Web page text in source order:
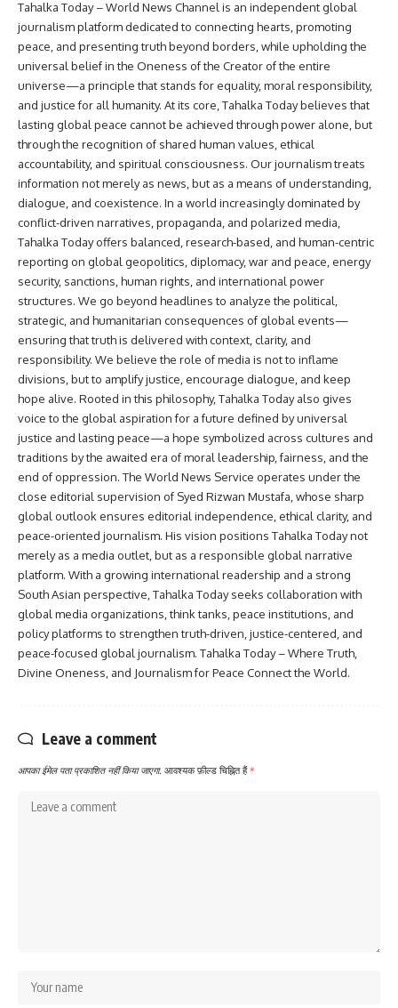
Tahalka Today – World News Channel is an independent global
journalism platform dedicated to connecting hearts, promoting
peace, and presenting truth beyond borders, while upholding the
universal belief in the Oneness of the Creator of the entire
universe—a principle that stands for equality, moral responsibility,
and justice for all humanity. At its core, Tahalka Today believes that
lasting global peace cannot be achieved through power alone, but
through the recognition of shared human values, ethical
accountability, and spiritual consciousness. Our journalism treats
information not merely as news, but as a means of understanding,
dialogue, and coexistence. In a world increasingly dominated by
conflict-driven narratives, propaganda, and polarized media,
Tahalka Today offers balanced, research-based, and human-centric
reporting on global geopolitics, diplomacy, war and peace, energy
security, sanctions, human rights, and international power
structures. We go beyond headlines to analyze the political,
strategic, and humanitarian consequences of global events—
ensuring that truth is delivered with context, clarity, and
responsibility. We believe the role of media is not to inflame
divisions, but to amplify justice, encourage dialogue, and keep
hope alive. Rooted in this philosophy, Tahalka Today also gives
voice to the global aspiration for a future defined by universal
justice and lasting peace—a hope symbolized across cultures and
traditions by the awaited era of moral leadership, fairness, and the
end of oppression. The World News Service operates under the
close editorial supervision of Syed Rizwan Mustafa, whose sharp
global outlook ensures editorial independence, ethical clarity, and
peace-oriented journalism. His vision positions Tahalka Today not
merely as a media outlet, but as a responsible global narrative
platform. With a growing international readership and a strong
South Asian perspective, Tahalka Today seeks collaboration with
global media organizations, think tanks, peace institutions, and
policy platforms to strengthen truth-driven, justice-centered, and
peace-focused global journalism. Tahalka Today – Where Truth,
Divine Oneness, and Journalism for Peace Connect the World.
Leave a comment
आपका ईमेल पता प्रकाशित नहीं किया जाएगा. आवश्यक फ़ील्ड चिह्नित हैं*